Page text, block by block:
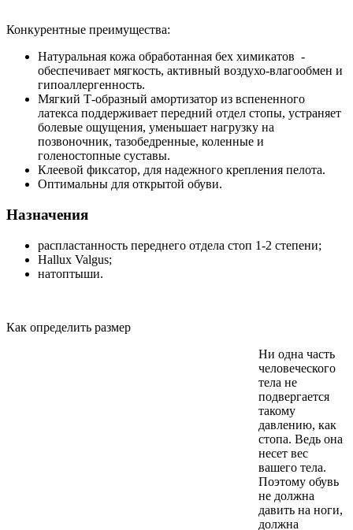
Конкурентные преимущества:
Натуральная кожа обработанная бех химикатов -
обеспечивает мягкость, активный воздухо-влагообмен и
гипоаллергенность.
Мягкий Т-образный амортизатор из вспененного
латекса поддерживает передний отдел стопы, устраняет
болевые ощущения, уменьшает нагрузку на
позвоночник, тазобедренные, коленные и
голеностопные суставы.
Клеевой фиксатор, для надежного крепления пелота.
Оптимальны для открытой обуви.
Назначения
распластанность переднего отдела стоп 1-2 степени;
Hallux Valgus;
натоптыши.
Как определить размер
Ни одна часть
человеческого
тела не
подвергается
такому
давлению, как
стопа. Ведь она
несет вес
вашего тела.
Поэтому обувь
не должна
давить на ноги,
должна